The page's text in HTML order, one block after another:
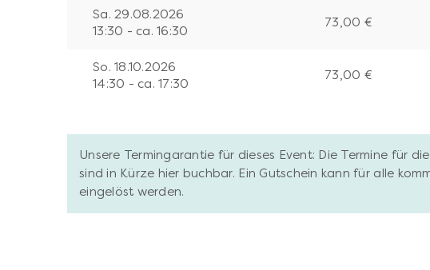
Sa. 29.08.2026
13:30 - ca. 16:30
73,00 €
So. 18.10.2026
14:30 - ca. 17:30
73,00 €
Unsere Termingarantie für dieses Event: Die Termine für
sind in Kürze hier buchbar. Ein Gutschein kann für alle
eingelöst werden.